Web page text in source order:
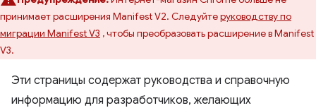
принимает расширения Manifest V2. Следуйтеруководству по
миграции Manifest V3 , чтобы преобразовать расширение в Manifest
V3.
Эти страницы содержат руководства и справочную
информацию для разработчиков, желающих